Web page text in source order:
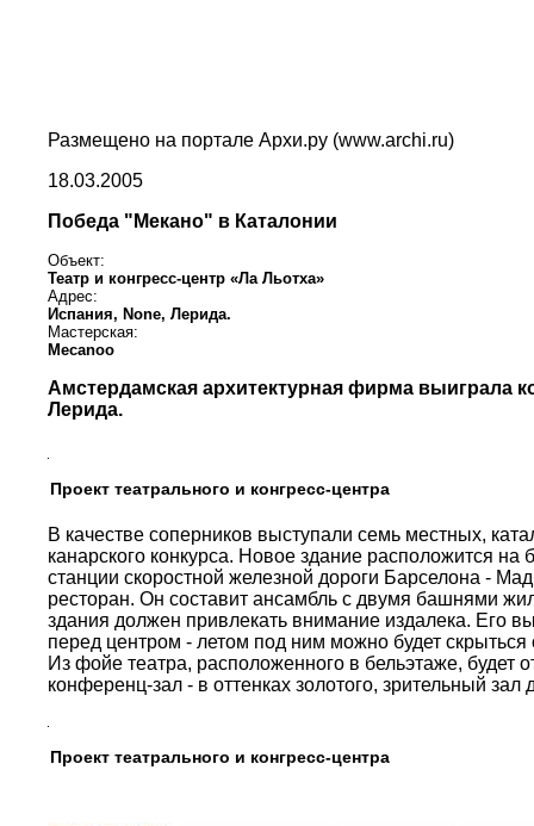
Размещено на портале Архи.ру (www.archi.ru)
18.03.2005
Победа "Мекано" в Каталонии
Объект:
Театр и конгресс-центр «Ла Льотха»
Адрес:
Испания, None, Лерида.
Мастерская:
Mecanoo
Амстердамская архитектурная фирма выиграла
Лерида.
Проект театрального и конгресс-центра
В качестве соперников выступали семь местных,
канарского конкурса. Новое здание расположится на
станции скоростной железной дороги Барселона -
ресторан. Он составит ансамбль с двумя башнями
здания должен привлекать внимание издалека. Его
перед центром - летом под ним можно будет
Из фойе театра, расположенного в бельэтаже,
конференц-зал - в оттенках золотого, зрительный
Проект театрального и конгресс-центра